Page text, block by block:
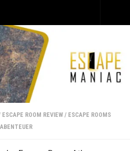
ESCAPE ROOM REVIEW / ESCAPE ROOMS